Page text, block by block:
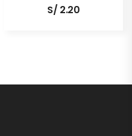
S/ 2.20